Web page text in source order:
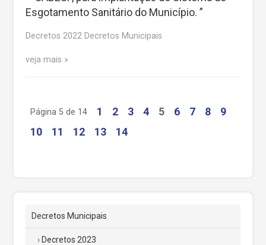
Esgotamento Sanitário do Município. ”
Decretos 2022 Decretos Municipais
veja mais
Página 5 de 14 1 2 3 4 5 6 7 8
9
10
11 12 13 14
Decretos Municipais
Decretos 2023